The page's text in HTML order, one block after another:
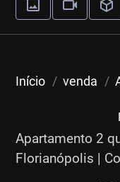
Início venda
Apartamento 2
Florianópolis |